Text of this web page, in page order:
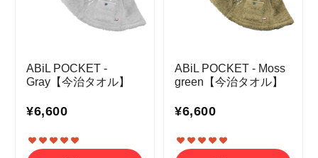
ABiL POCKET -
Gray【今治タオル】
¥6,600
ABiL POCKET - Moss
green【今治タオル】
¥6,600